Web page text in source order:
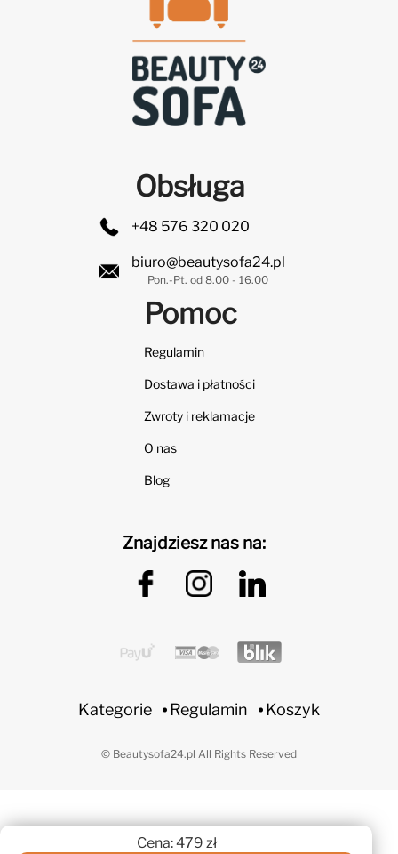
Obsługa
+48 576 320 020
biuro@beautysofa24.pl
Pon.-Pt. od 8.00 - 16.00
Pomoc
Regulamin
Dostawa i płatności
Zwroty i reklamacje
O nas
Blog
Znajdziesz nas na:
Kategorie Regulamin Koszyk
© Beautysofa24.pl All Rights Reserved
Cena: 479 zł